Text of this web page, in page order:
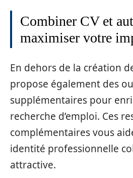
Combiner CV et
maximiser votre
En dehors de la création
propose également des
supplémentaires pour
recherche d’emploi. Ces
complémentaires vous
identité professionnelle
attractive.